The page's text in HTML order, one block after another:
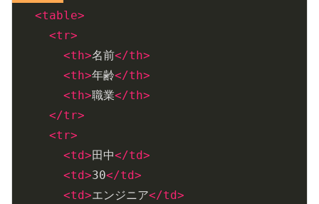
<table>
<tr>
<th>名前</th>
<th>年齢</th>
<th>職業</th>
</tr>
<tr>
<td>田中</td>
<td>30</td>
<td>エンジニア</td>